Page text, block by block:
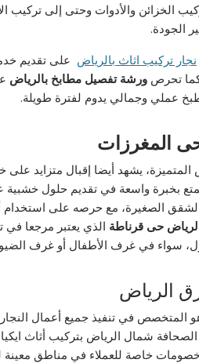
الخزائن والأدوات وحتى إلى تركيب
الجودة.
نجار تركيب اثاث بالرياض على تقديم
كما تحرص ورشة تفصيل مطابخ بالرياض
عملي وجمالي يدوم لفترة طويلة.
المغرزات
يشهد أيضا إقبال متزايد
بخبرة واسعة في تقديم حلول خشبية
الصغيرة، مع حرصه على استخدام
حى قرناطة الذي يعتبر مرجعا
سواء في غرف الأطفال أو غرف
الرياض
في تنفيذ جميع أعمال
الصحافة شمال الرياض بتركيب أثاث
خاصة للعملاء في مناطق معينة